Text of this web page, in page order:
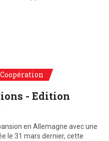
Coopération
- Edition
en Allemagne avec une
le 31 mars dernier, cette